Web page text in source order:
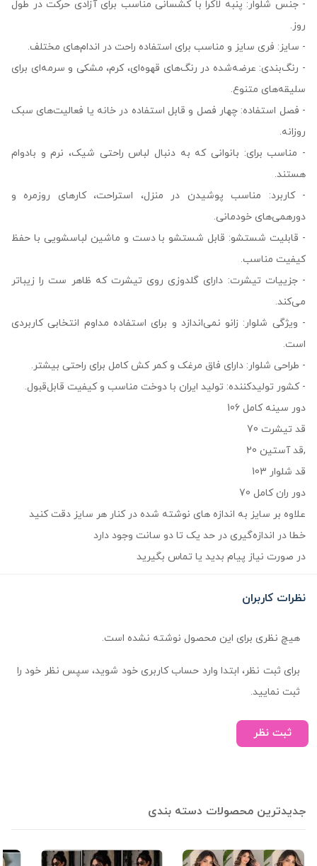
- جنس شلوار: پنبه لاکرا با کشسانی مناسب برای آزادی حرکت در طول
روز.
- سایز: فری سایز و مناسب برای استفاده راحت در اندام‌های مختلف.
- رنگ‌بندی: عرضه‌شده در رنگ‌های قهوه‌ای، کرم، مشکی و سرمه‌ای برای
سلیقه‌های متنوع.
- فصل استفاده: چهار فصل و قابل استفاده در خانه یا فعالیت‌های سبک
روزانه.
- مناسب برای: بانوانی که به دنبال لباس راحتی شیک، نرم و بادوام
هستند.
- کاربرد: مناسب پوشیدن در منزل، استراحت، کارهای روزمره و
دورهمی‌های خودمانی.
- قابلیت شستشو: قابل شستشو با دست و ماشین لباسشویی با حفظ
کیفیت مناسب.
- جزییات تیشرت: دارای گلدوزی روی تیشرت که ظاهر ست را زیباتر
می‌کند.
- ویژگی شلوار: زانو نمی‌اندازد و برای استفاده مداوم انتخابی کاربردی
است.
- طراحی شلوار: دارای فاق مرغک و کمر کش کامل برای راحتی بیشتر.
- کشور تولیدکننده: تولید ایران با دوخت مناسب و کیفیت قابل‌قبول.
دور سینه کامل 106
قد تیشرت 70
,قد آستین 20
قد شلوار 103
دور ران کامل 70
علاوه بر سایز به اندازه های نوشته شده در کنار هر سایز دقت کنید
خطا در اندازه‌گیری در حد یک تا دو سانت وجود دارد
در صورت نیاز پیام بدید یا تماس بگیرید
نظرات کاربران
هیچ نظری برای این محصول نوشته نشده است.
برای ثبت نظر، ابتدا وارد حساب کاربری خود شوید، سپس نظر خود را
ثبت نمایید.
ثبت نظر
جدیدترین محصولات دسته بندی